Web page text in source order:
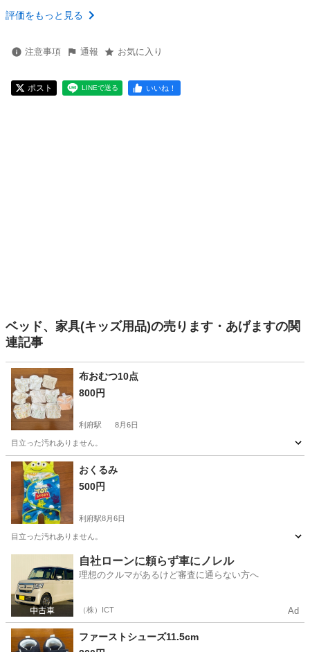
評価をもっと見る
注意事項 通報 お気に入り
ポスト LINEで送る いいね！
ベッド、家具(キッズ用品)の売ります・あげますの関
連記事
布おむつ10点
800円
利府駅 8月6日
目立った汚れありません。
宮城 宮城郡 利府駅
おくるみ
500円
利府駅8月6日
目立った汚れありません。
利府駅 キッズ用品 おくるみ
自社ローンに頼らず車にノレル
理想のクルマがあるけど審査に通らない方へ
（株）ICT Ad
ファーストシューズ11.5cm